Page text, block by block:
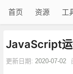
首页 资源 工
JavaScript
更新日期: 2020-07-02